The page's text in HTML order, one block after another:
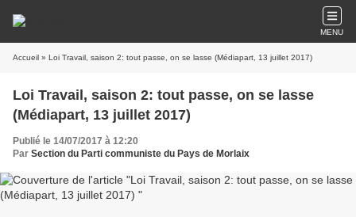
MENU
Accueil » Loi Travail, saison 2: tout passe, on se lasse (Médiapart, 13 juillet 2017)
Loi Travail, saison 2: tout passe, on se lasse
(Médiapart, 13 juillet 2017)
Publié le 14/07/2017 à 12:20
Par Section du Parti communiste du Pays de Morlaix